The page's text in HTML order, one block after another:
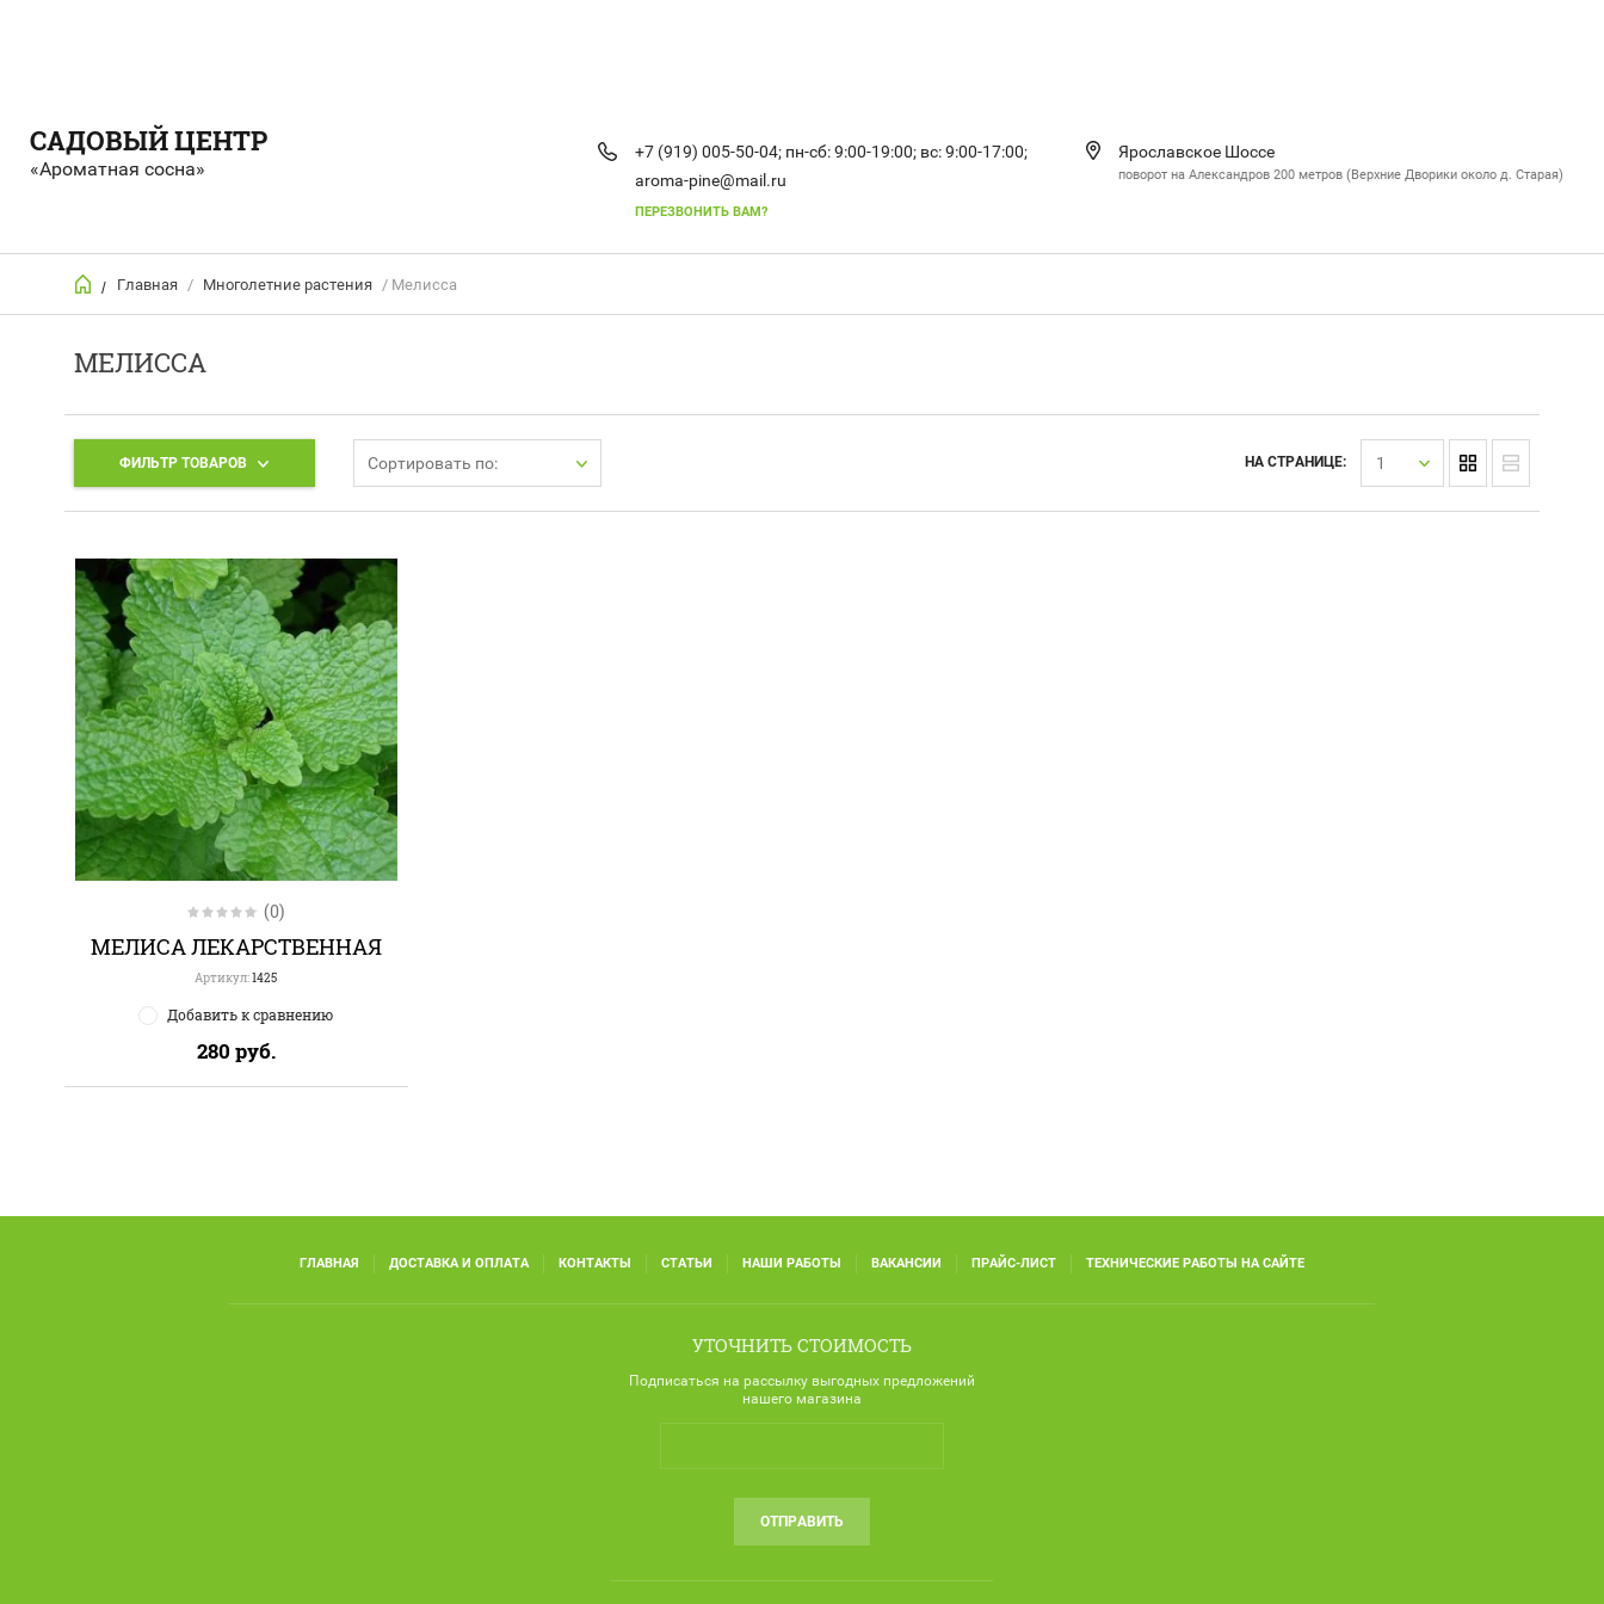
САДОВЫЙ ЦЕНТР
«Ароматная сосна»
+7 (919) 005-50-04; пн-сб: 9:00-19:00; вс: 9:00-17:00;
aroma-pine@mail.ru
ПЕРЕЗВОНИТЬ ВАМ?
Ярославское Шоссе
поворот на Александров 200 метров (Верхние Дворики около д. Старая)
/ Главная / Многолетние растения / Мелисса
МЕЛИССА
ФИЛЬТР ТОВАРОВ Сортировать по: НА СТРАНИЦЕ: 1
(0)
МЕЛИСА ЛЕКАРСТВЕННАЯ
Артикул:1425
Добавить к сравнению
280 руб.
ГЛАВНАЯ ДОСТАВКА И ОПЛАТА КОНТАКТЫ СТАТЬИ НАШИ РАБОТЫ ВАКАНСИИ ПРАЙС-ЛИСТ ТЕХНИЧЕСКИЕ РАБОТЫ НА САЙТЕ
УТОЧНИТЬ СТОИМОСТЬ
Подписаться на рассылку выгодных предложений
нашего магазина
ОТПРАВИТЬ